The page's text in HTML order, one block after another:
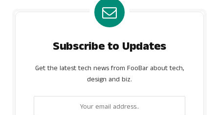
Subscribe to Updates
Get the latest tech news from FooBar about tech,
design and biz.